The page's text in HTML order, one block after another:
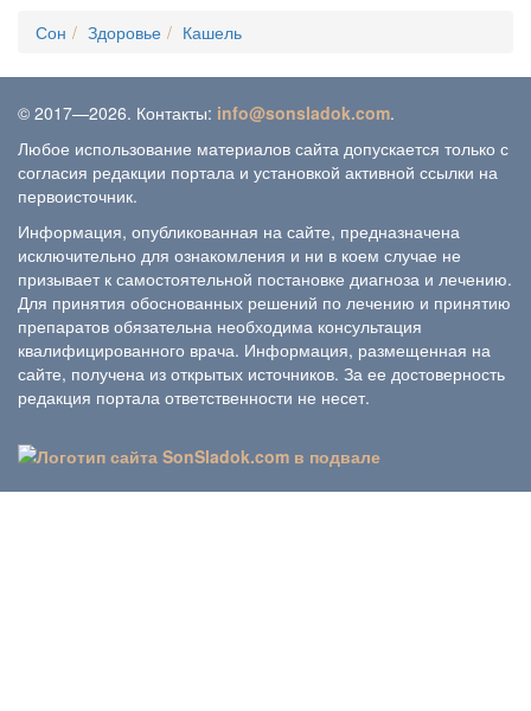
Сон Здоровье Кашель
© 2017—2026. Контакты: info@sonsladok.com.
Любое использование материалов сайта допускается только с
согласия редакции портала и установкой активной ссылки на
первоисточник.
Информация, опубликованная на сайте, предназначена
исключительно для ознакомления и ни в коем случае не
призывает к самостоятельной постановке диагноза и лечению.
Для принятия обоснованных решений по лечению и принятию
препаратов обязательна необходима консультация
квалифицированного врача. Информация, размещенная на
сайте, получена из открытых источников. За ее достоверность
редакция портала ответственности не несет.